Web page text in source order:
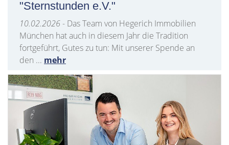
"Sternstunden e.V."
10.02.2026- Das Team von Hegerich Immobilien
München hat auch in diesem Jahr die Tradition
fortgeführt, Gutes zu tun: Mit unserer Spende an
den ... mehr